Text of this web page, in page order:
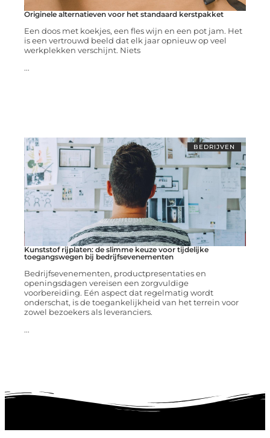
Originele alternatieven voor het standaard kerstpakket
Een doos met koekjes, een fles wijn en een pot jam. Het
is een vertrouwd beeld dat elk jaar opnieuw op veel
werkplekken verschijnt. Niets
...
BEDRIJVEN
Kunststof rijplaten: de slimme keuze voor tijdelijke
toegangswegen bij bedrijfsevenementen
Bedrijfsevenementen, productpresentaties en
openingsdagen vereisen een zorgvuldige
voorbereiding. Eén aspect dat regelmatig wordt
onderschat, is de toegankelijkheid van het terrein voor
zowel bezoekers als leveranciers.
...